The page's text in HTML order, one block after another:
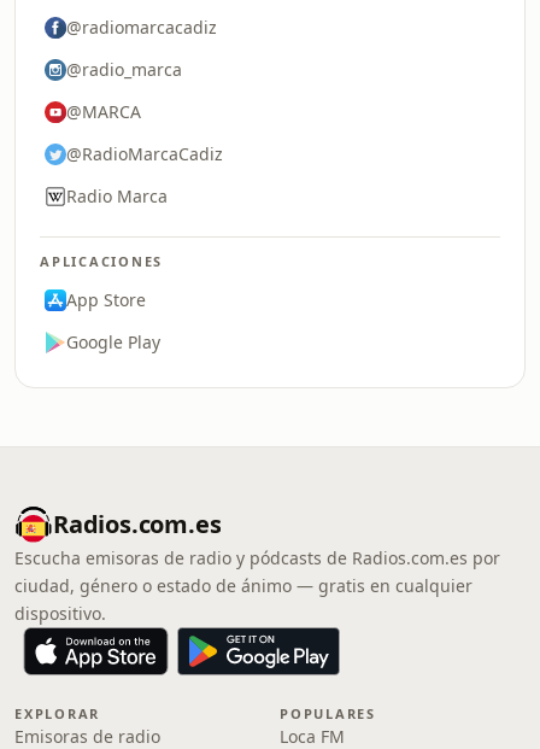
@radiomarcacadiz
@radio_marca
@MARCA
@RadioMarcaCadiz
Radio Marca
APLICACIONES
App Store
Google Play
Radios.com.es
Escucha emisoras de radio y pódcasts de Radios.com.es por
ciudad, género o estado de ánimo — gratis en cualquier
dispositivo.
EXPLORAR
Emisoras de radio
POPULARES
Loca FM